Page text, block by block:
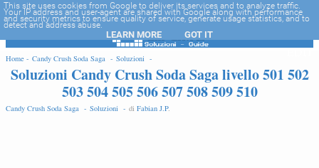
-->
Home - Candy Crush Soda Saga - Soluzioni -
Soluzioni Candy Crush Soda Saga livello 501 502
503 504 505 506 507 508 509 510
Candy Crush Soda Saga - Soluzioni - di Fabian J.P.
EDIT
This site uses cookies from Google to deliver its services and to analyze traffic.
Your IP address and user-agent are shared with Google along with performance
and security metrics to ensure quality of service, generate usage statistics, and to
detect and address abuse.
LEARN MORE GOT IT